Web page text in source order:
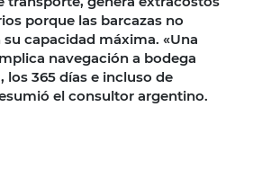
porque las barcazas no
su capacidad máxima. «Una
navegación a bodega
los 365 días e incluso de
el consultor argentino.